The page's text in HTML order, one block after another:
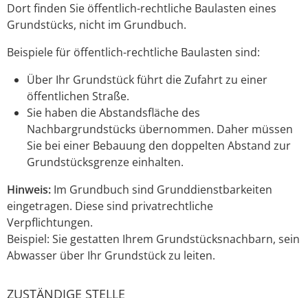
Dort finden Sie öffentlich-rechtliche Baulasten eines
Grundstücks, nicht im Grundbuch.
Beispiele für öffentlich-rechtliche Baulasten sind:
Über Ihr Grundstück führt die Zufahrt zu einer
öffentlichen Straße.
Sie haben die Abstandsfläche des
Nachbargrundstücks übernommen. Daher müssen
Sie bei einer Bebauung den doppelten Abstand zur
Grundstücksgrenze einhalten.
Hinweis: Im Grundbuch sind Grunddienstbarkeiten
eingetragen. Diese sind privatrechtliche
Verpflichtungen.
Beispiel: Sie gestatten Ihrem Grundstücksnachbarn, sein
Abwasser über Ihr Grundstück zu leiten.
ZUSTÄNDIGE STELLE